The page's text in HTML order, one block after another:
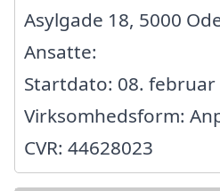
Asylgade 18, 5000
Ansatte:
Startdato: 08. februar
Virksomhedsform:
CVR: 44628023